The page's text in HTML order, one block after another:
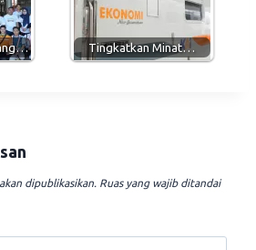
Tingkatkan Minat…
dipublikasikan. Ruas yang wajib ditandai